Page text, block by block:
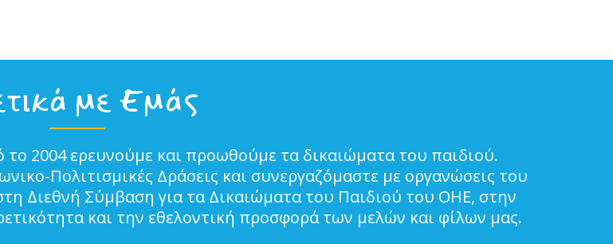
με Εμάς
2004 ερευνούμε και προωθούμε τα δικαιώματα του παιδιού.
Πολιτισμικές Δράσεις και συνεργαζόμαστε με οργανώσεις του
Διεθνή Σύμβαση για τα Δικαιώματα του Παιδιού του ΟΗΕ, στην
και την εθελοντική προσφορά των μελών και φίλων μας.